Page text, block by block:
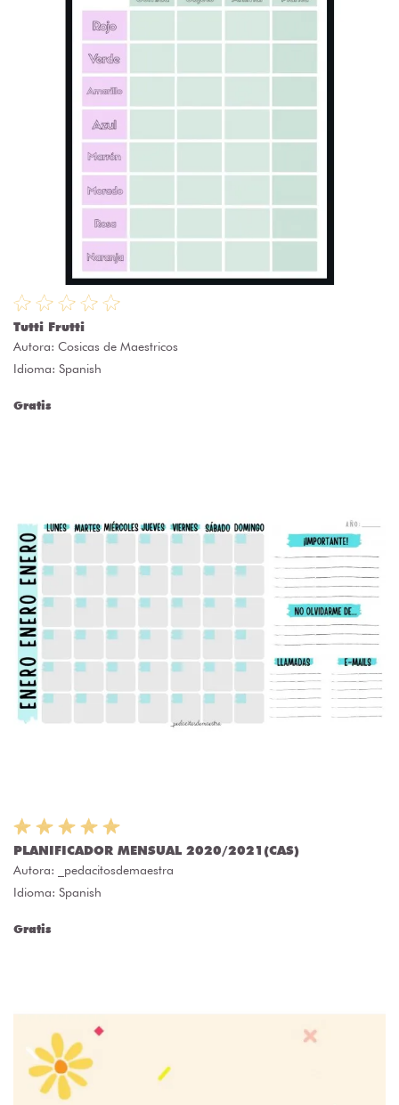
Tutti Frutti
Autora: Cosicas de Maestricos
Idioma: Spanish
Gratis
PLANIFICADOR MENSUAL 2020/2021(CAS)
Autora:
_pedacitosdemaestra
Idioma: Spanish
Gratis